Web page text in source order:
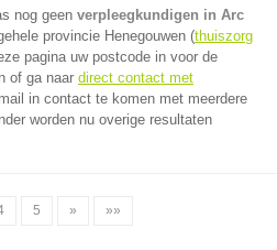
nog geen verpleegkundigen in Arc
provincie Henegouwen (thuiszorg
pagina uw postcode in voor de
of ga naar direct contact met
in contact te komen met meerdere
worden nu overige resultaten
5 » »»